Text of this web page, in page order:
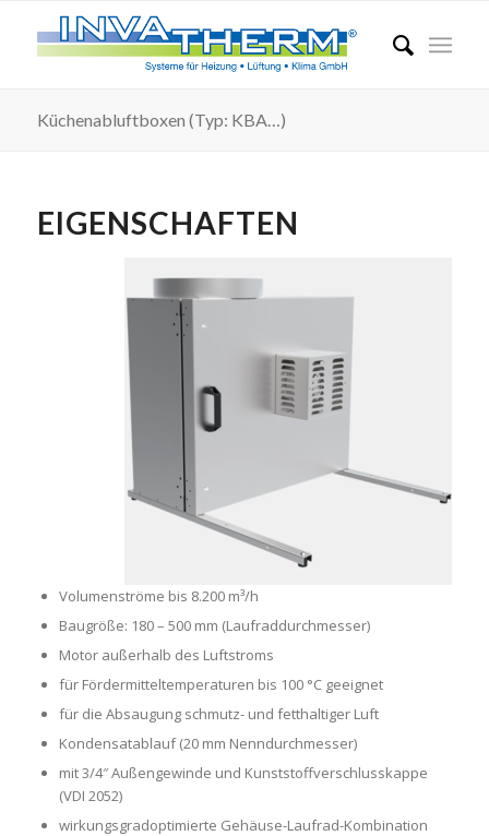
Küchenabluftboxen (Typ: KBA…)
EIGENSCHAFTEN
Volumenströme bis 8.200 m³/h
Baugröße: 180 – 500 mm (Laufraddurchmesser)
Motor außerhalb des Luftstroms
für Fördermitteltemperaturen bis 100 °C geeignet
für die Absaugung schmutz- und fetthaltiger Luft
Kondensatablauf (20 mm Nenndurchmesser)
mit 3/4″ Außengewinde und Kunststoffverschlusskappe
(VDI 2052)
wirkungsgradoptimierte Gehäuse-Laufrad-Kombination